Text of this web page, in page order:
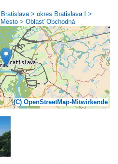
> okres Bratislava I >
> Oblasť Obchodná
(C) OpenStreetMap-Mitwirkende